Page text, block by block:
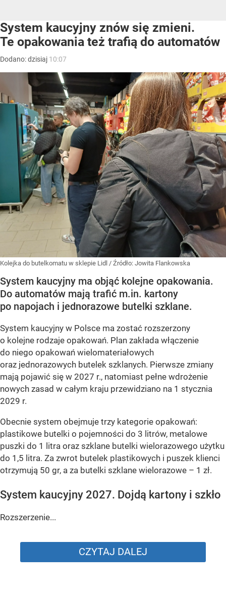
System kaucyjny znów się zmieni.
Te opakowania też trafią do automatów
Dodano:dzisiaj 10:07
Kolejka do butelkomatu w sklepie Lidl / Źródło: Jowita Flankowska
System kaucyjny ma objąć kolejne opakowania.
Do automatów mają trafić m.in. kartony
po napojach i jednorazowe butelki szklane.
System kaucyjny w Polsce ma zostać rozszerzony
o kolejne rodzaje opakowań. Plan zakłada włączenie
do niego opakowań wielomateriałowych
oraz jednorazowych butelek szklanych. Pierwsze zmiany
mają pojawić się w 2027 r., natomiast pełne wdrożenie
nowych zasad w całym kraju przewidziano na 1 stycznia
2029 r.
Obecnie system obejmuje trzy kategorie opakowań:
plastikowe butelki o pojemności do 3 litrów, metalowe
puszki do 1 litra oraz szklane butelki wielorazowego użytku
do 1,5 litra. Za zwrot butelek plastikowych i puszek klienci
otrzymują 50 gr, a za butelki szklane wielorazowe – 1 zł.
System kaucyjny 2027. Dojdą kartony i szkło
Rozszerzenie...
CZYTAJ DALEJ